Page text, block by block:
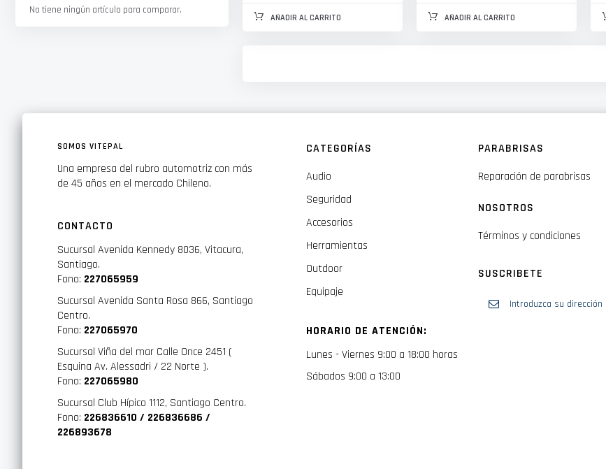
AÑADIR AL CARRITO AÑADIR AL CARRITO
No tiene ningún artículo para comparar.
SOMOS VITEPAL
Una empresa del rubro automotriz con más
de 45 años en el mercado Chileno.
CONTACTO
Sucursal Avenida Kennedy 8036, Vitacura,
Santiago.
Fono: 227065959
Sucursal Avenida Santa Rosa 866, Santiago
Centro.
Fono: 227065970
Sucursal Viña del mar Calle Once 2451 (
Esquina Av. Alessadri / 22 Norte ).
Fono: 227065980
Sucursal Club Hípico 1112, Santiago Centro.
Fono: 226836610 / 226836686 /
226893678
CATEGORÍAS
Audio
Seguridad
Accesorios
Herramientas
Outdoor
Equipaje
HORARIO DE ATENCIÓN:
Lunes - Viernes 9:00 a 18:00 horas
Sábados 9:00 a 13:00
PARABRISAS
Reparación de parabrisas
NOSOTROS
Términos y condiciones
SUSCRIBETE